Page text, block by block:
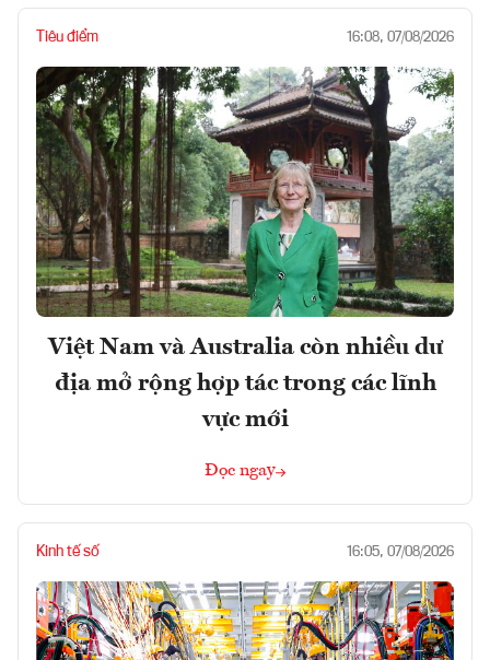
Tiêu điểm 16:08, 07/08/2026
Việt Nam và Australia còn nhiều dư
địa mở rộng hợp tác trong các lĩnh
vực mới
Đọc ngay
Kinh tế số 16:05, 07/08/2026